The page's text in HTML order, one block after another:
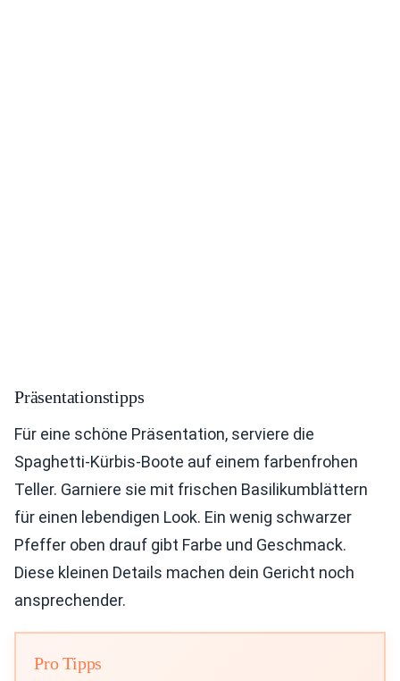
Präsentationstipps
Für eine schöne Präsentation, serviere die
Spaghetti-Kürbis-Boote auf einem farbenfrohen
Teller. Garniere sie mit frischen Basilikumblättern
für einen lebendigen Look. Ein wenig schwarzer
Pfeffer oben drauf gibt Farbe und Geschmack.
Diese kleinen Details machen dein Gericht noch
ansprechender.
Pro Tipps